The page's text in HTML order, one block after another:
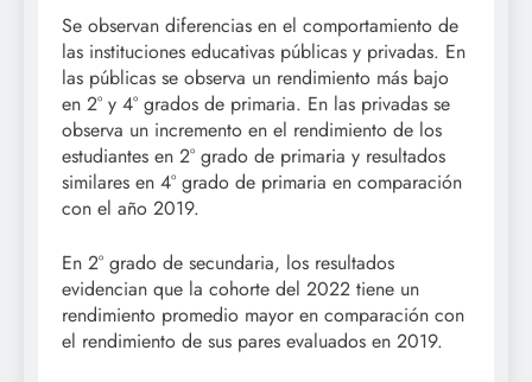
Se observan diferencias en el comportamiento de
las instituciones educativas públicas y privadas. En
las públicas se observa un rendimiento más bajo
en 2° y 4° grados de primaria. En las privadas se
observa un incremento en el rendimiento de los
estudiantes en 2° grado de primaria y resultados
similares en 4° grado de primaria en comparación
con el año 2019.
En 2° grado de secundaria, los resultados
evidencian que la cohorte del 2022 tiene un
rendimiento promedio mayor en comparación con
el rendimiento de sus pares evaluados en 2019.